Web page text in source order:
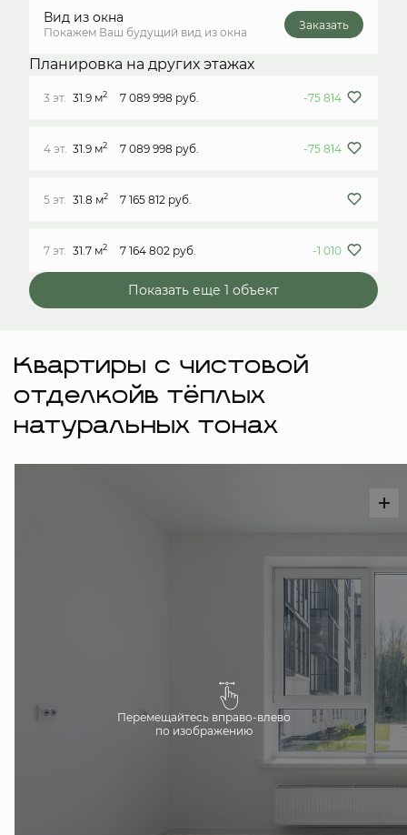
Вид из окна
Покажем Ваш будущий вид из окна
Заказать
Планировка на других этажах
3 эт. 31.9 м2 7 089 998 руб. -75 814
4 эт. 31.9 м2 7 089 998 руб. -75 814
5 эт. 31.8 м2 7 165 812 руб.
7 эт. 31.7 м2 7 164 802 руб. -1 010
Показать еще 1 объект
Квартиры с чистовой
отделкойв тёплых
натуральных тонах
Перемещайтесь вправо-влево
по изображению